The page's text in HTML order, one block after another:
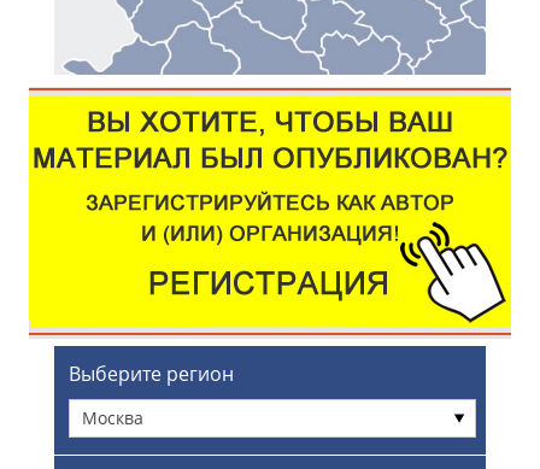
Выберите регион
Москва